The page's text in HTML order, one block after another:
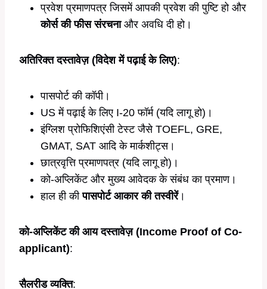
प्रवेश प्रमाणपत्र जिसमें आपकी प्रवेश की पुष्टि हो और
कोर्स की फीस संरचनाऔर अवधि दी हो।
अतिरिक्त दस्तावेज़ (विदेश में पढ़ाई के लिए):
पासपोर्ट की कॉपी।
US में पढ़ाई के लिए I-20 फॉर्म (यदि लागू हो)।
इंग्लिश प्रोफिशिएंसी टेस्ट जैसे TOEFL, GRE,
GMAT, SAT आदि के मार्कशीट्स।
छात्रवृत्ति प्रमाणपत्र (यदि लागू हो)।
को-अप्लिकेंट और मुख्य आवेदक के संबंध का प्रमाण।
हाल ही कीपासपोर्ट आकार की तस्वीरें।
को-अप्लिकेंट की आय दस्तावेज़ (Income Proof of Co-
applicant):
सैलरीड व्यक्ति: